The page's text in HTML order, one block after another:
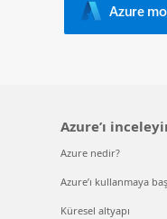
Azure
Azure’ı
Azure nedir?
Azure’ı kullanmaya
Küresel altyapı